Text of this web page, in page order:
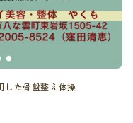
した骨盤整え体操